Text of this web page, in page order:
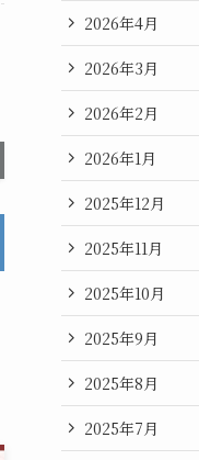
2026年4月
2026年3月
2026年2月
2026年1月
2025年12月
2025年11月
2025年10月
2025年9月
2025年8月
2025年7月